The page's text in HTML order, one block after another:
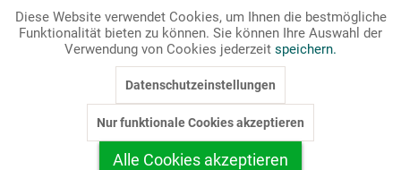
Passende Stichworte
Gebetsmeinung
zuerst Ihr Produktformat aus.
z.B. Farbe-Grafik, Schwarz-Weiß-Grafik, mit/ohne Text ...
Marketing Inaktiv
Personalisierung Inaktiv
Diese Website verwendet Cookies, um Ihnen die bestmögliche
Funktionalität bieten zu können. Sie können Ihre Auswahl der
Verwendung von Cookies jederzeit speichern.
Datenschutzeinstellungen
Nur funktionale Cookies akzeptieren
Alle Cookies akzeptieren